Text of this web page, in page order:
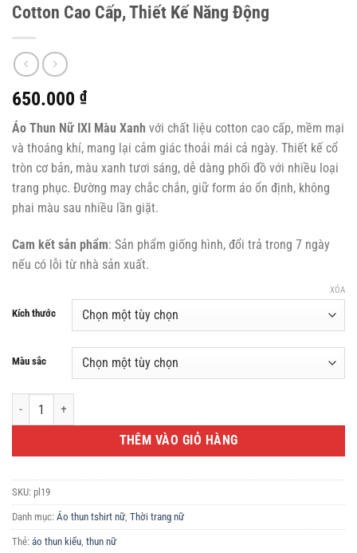
Cotton Cao Cấp, Thiết Kế Năng Động
650.000 ₫
Áo Thun Nữ IXI Màu Xanh với chất liệu cotton cao cấp, mềm mại
và thoáng khí, mang lại cảm giác thoải mái cả ngày. Thiết kế cổ
tròn cơ bản, màu xanh tươi sáng, dễ dàng phối đồ với nhiều loại
trang phục. Đường may chắc chắn, giữ form áo ổn định, không
phai màu sau nhiều lần giặt.
Cam kết sản phẩm: Sản phẩm giống hình, đổi trả trong 7 ngày
nếu có lỗi từ nhà sản xuất.
Kích thước
Màu sắc
XÓA
Tiêu đề sản phẩm: Áo Thun Nữ Màu Xanh - IXI Cotton Cao Cấp, Thiết Kế
THÊM VÀO GIỎ HÀNG
SKU: pl19
Danh mục: Áo thun tshirt nữ Thời trang nữ
Thẻ: áo thun kiểu thun nữ